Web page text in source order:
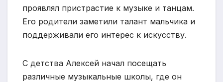
проявлял пристрастие к музыке и танцам.
Его родители заметили талант мальчика и
поддерживали его интерес к искусству.
С детства Алексей начал посещать
различные музыкальные школы, где он